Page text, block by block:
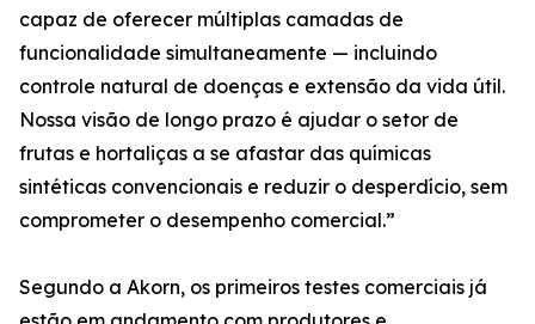
capaz de oferecer múltiplas camadas de
funcionalidade simultaneamente — incluindo
controle natural de doenças e extensão da vida útil.
Nossa visão de longo prazo é ajudar o setor de
frutas e hortaliças a se afastar das químicas
sintéticas convencionais e reduzir o desperdício, sem
comprometer o desempenho comercial.”
Segundo a Akorn, os primeiros testes comerciais já